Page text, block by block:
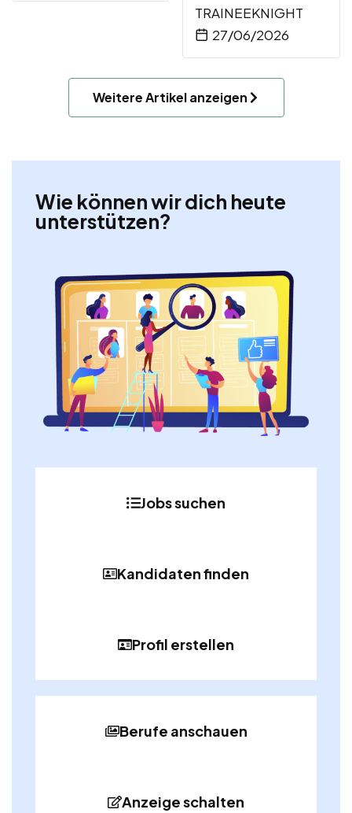
TRAINEEKNIGHT
27/06/2026
Weitere Artikel anzeigen
Wie können wir dich heute
unterstützen?
Jobs suchen
Kandidaten finden
Profil erstellen
Berufe anschauen
Anzeige schalten